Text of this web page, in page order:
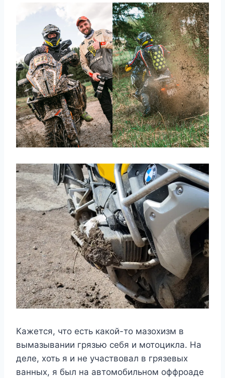
Кажется, что есть какой-то мазохизм в
вымазывании грязью себя и мотоцикла. На
деле, хоть я и не участвовал в грязевых
ванных, я был на автомобильном оффроаде